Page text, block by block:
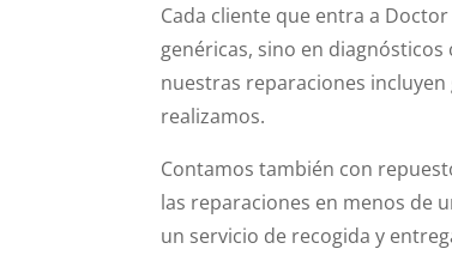
Cada cliente que entra a
genéricas, sino en
nuestras reparaciones
realizamos.
Contamos también con
las reparaciones en menos de
un servicio de recogida y